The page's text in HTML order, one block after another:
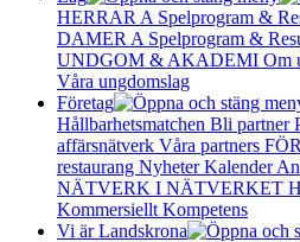
HERRAR A Spelprogram &
DAMER A Spelprogram &
UNDGOM & AKADEMI Om
Våra ungdomslag
Företag
Hållbarhetsmatchen Bli partner
affärsnätverk Våra partners
restaurang NyheterKalender
NÄTVERK I NÄTVERKET
Kommersiellt Kompetens
Vi är Landskrona